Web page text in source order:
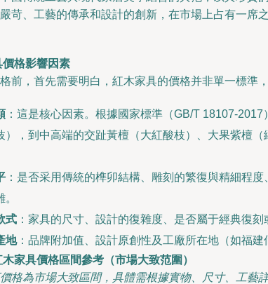
苛、工藝的傳承和設計的創新，在市場上占有一
格影響因素
前，首先需要明白，紅木家具的價格并非單一標準
：這是核心因素。根據國家標準（GB/T 18107-
），到中高端的交趾黃檀（大紅酸枝）、大果紫檀
：是否采用傳統的榫卯結構、雕刻的繁復與精細程
式 ：家具的尺寸、設計的復雜度、是否屬于經典復
地：品牌附加值、設計原創性及工廠所在地（如福
家具價格區間參考（市場大致范圍）
格為市場大致區間，具體需根據實物、尺寸、工藝